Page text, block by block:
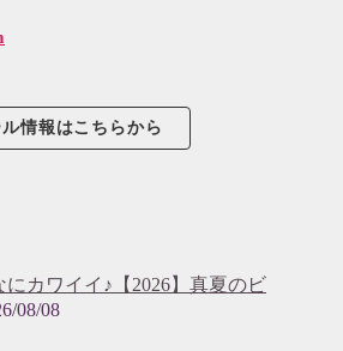
情報はこちらから
カワイイ♪【2026】真夏のビ
08/08